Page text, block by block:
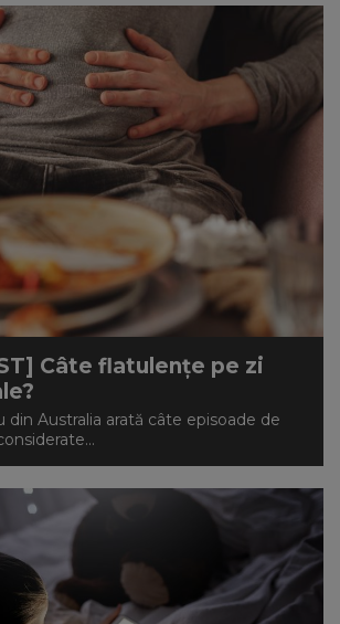
Câte flatulențe pe zi
din Australia arată câte episoade de